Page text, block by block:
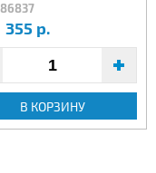
86837
355 р.
В КОРЗИНУ